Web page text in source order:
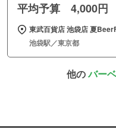
平均予算 4,000円
東武百貨店 池袋店 夏
池袋駅／東京都
他のバー